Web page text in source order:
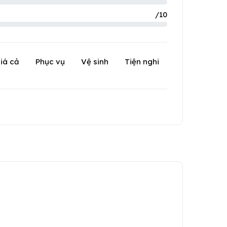
/10
cả Phục vụ Vệ sinh Tiện nghi